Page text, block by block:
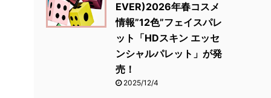
EVER)2026年春コスメ
情報”12色”フェイスパレ
ット「HDスキン エッセ
ンシャルパレット」が発
売！
2025/12/4